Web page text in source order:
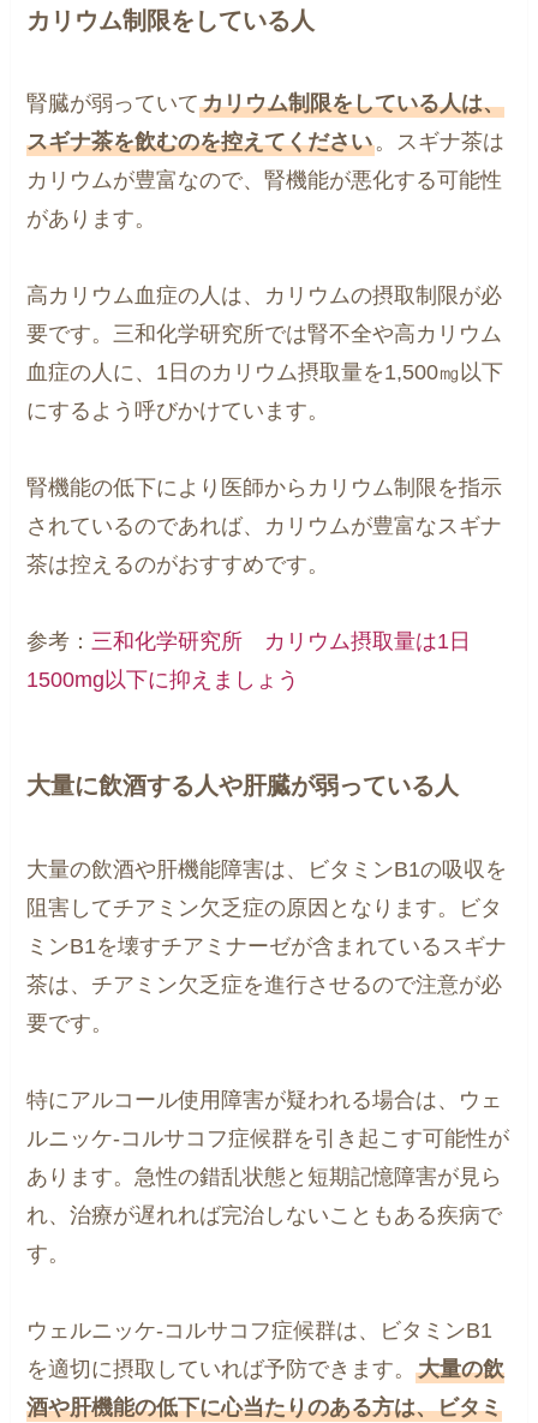
カリウム制限をしている人
腎臓が弱っていてカリウム制限をしている人は、
スギナ茶を飲むのを控えてください。スギナ茶は
カリウムが豊富なので、腎機能が悪化する可能性
があります。
高カリウム血症の人は、カリウムの摂取制限が必
要です。三和化学研究所では腎不全や高カリウム
血症の人に、1日のカリウム摂取量を1,500㎎以下
にするよう呼びかけています。
腎機能の低下により医師からカリウム制限を指示
されているのであれば、カリウムが豊富なスギナ
茶は控えるのがおすすめです。
参考：三和化学研究所 カリウム摂取量は1日
1500mg以下に抑えましょう
大量に飲酒する人や肝臓が弱っている人
大量の飲酒や肝機能障害は、ビタミンB1の吸収を
阻害してチアミン欠乏症の原因となります。ビタ
ミンB1を壊すチアミナーゼが含まれているスギナ
茶は、チアミン欠乏症を進行させるので注意が必
要です。
特にアルコール使用障害が疑われる場合は、ウェ
ルニッケ-コルサコフ症候群を引き起こす可能性が
あります。急性の錯乱状態と短期記憶障害が見ら
れ、治療が遅れれば完治しないこともある疾病で
す。
ウェルニッケ-コルサコフ症候群は、ビタミンB1
を適切に摂取していれば予防できます。大量の飲
酒や肝機能の低下に心当たりのある方は、ビタミ